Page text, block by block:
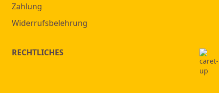
Zahlung
Widerrufsbelehrung
RECHTLICHES